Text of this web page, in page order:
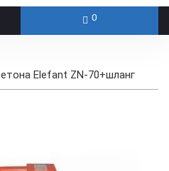
0
Elefant ZN-70+шланг